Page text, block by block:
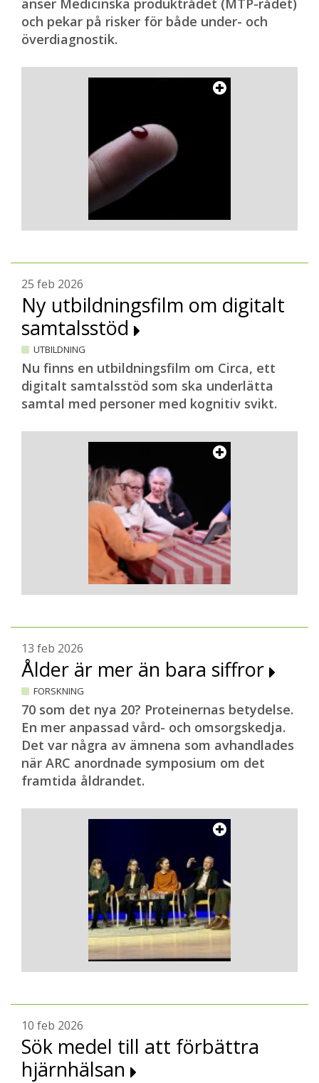
anser Medicinska produktrådet (MTP-rådet)
och pekar på risker för både under- och
överdiagnostik.
25 feb 2026
Ny utbildningsfilm om digitalt
samtalsstöd
UTBILDNING
Nu finns en utbildningsfilm om Circa, ett
digitalt samtalsstöd som ska underlätta
samtal med personer med kognitiv svikt.
13 feb 2026
Ålder är mer än bara siffror
FORSKNING
70 som det nya 20? Proteinernas betydelse.
En mer anpassad vård- och omsorgskedja.
Det var några av ämnena som avhandlades
när ARC anordnade symposium om det
framtida åldrandet.
10 feb 2026
Sök medel till att förbättra
hjärnhälsan